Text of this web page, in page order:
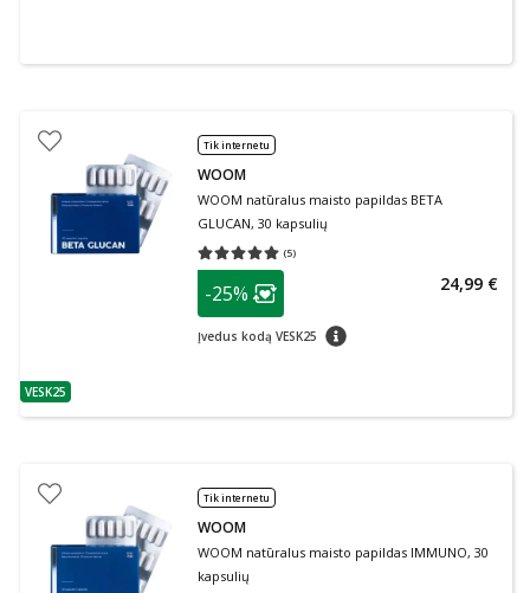
patarimas
VESK25
Tik internetu
WOOM
WOOM natūralus maisto papildas BETA
GLUCAN, 30 kapsulių
(5)
Vidutinis įvertinimas 5.00
patarimas
Lojalumo klubo narių nuolaida
-25%
Įvedus kodą VESK25 patarimas
24,99 €
Tik internetu
WOOM
WOOM natūralus maisto papildas IMMUNO, 30
kapsulių